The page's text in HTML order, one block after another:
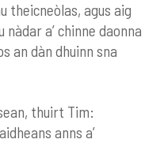
theicneòlas, agus aig
a’ chinne daonna
an dàn dhuinn sna
thuirt Tim:
anns a’